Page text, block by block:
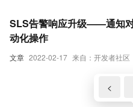
文章 2022-02-17 来自：开发者社区
SLS告警响应升级——通知
动化操作
<